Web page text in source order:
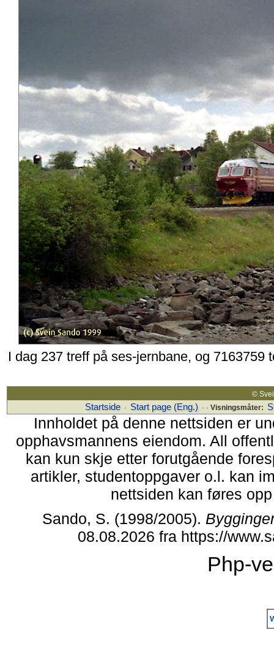
I dag 237 treff på ses-jernbane, og
©
Startside · Start page (Eng.) · · Visningsmåter:
Innholdet på denne nettsiden er
opphavsmannens eiendom. All
kan kun skje etter forutgående
artikler, studentoppgaver o.l. kan
nettsiden kan føres
Sando, S. (1998/2005).
08.08.2026 fra https://
Php-